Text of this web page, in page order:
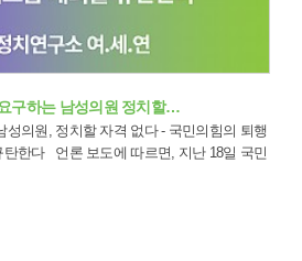
구하는 남성의원 정치할…
난 18일 국민